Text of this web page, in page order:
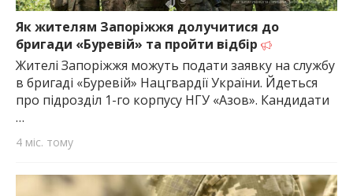
найважливішу інформацію про події
міста Запоріжжя та області.
Як жителям Запоріжжя долучитися до
бригади «Буревій» та пройти відбір
Жителі Запоріжжя можуть подати заявку на службу
в бригаді «Буревій» Нацгвардії України. Йдеться
про підрозділ 1-го корпусу НГУ «Азов». Кандидати
…
4 міс. тому